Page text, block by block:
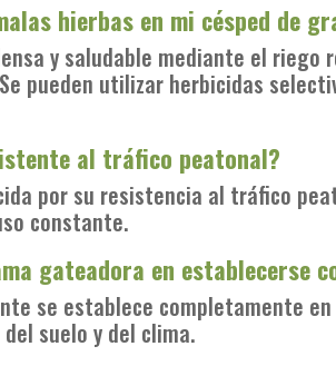
hierbas en mi césped de
y saludable mediante el riego
pueden utilizar herbicidas
al tráfico peatonal?
por su resistencia al tráfico
constante.
gateadora en establecerse
se establece completamente
suelo y del clima.